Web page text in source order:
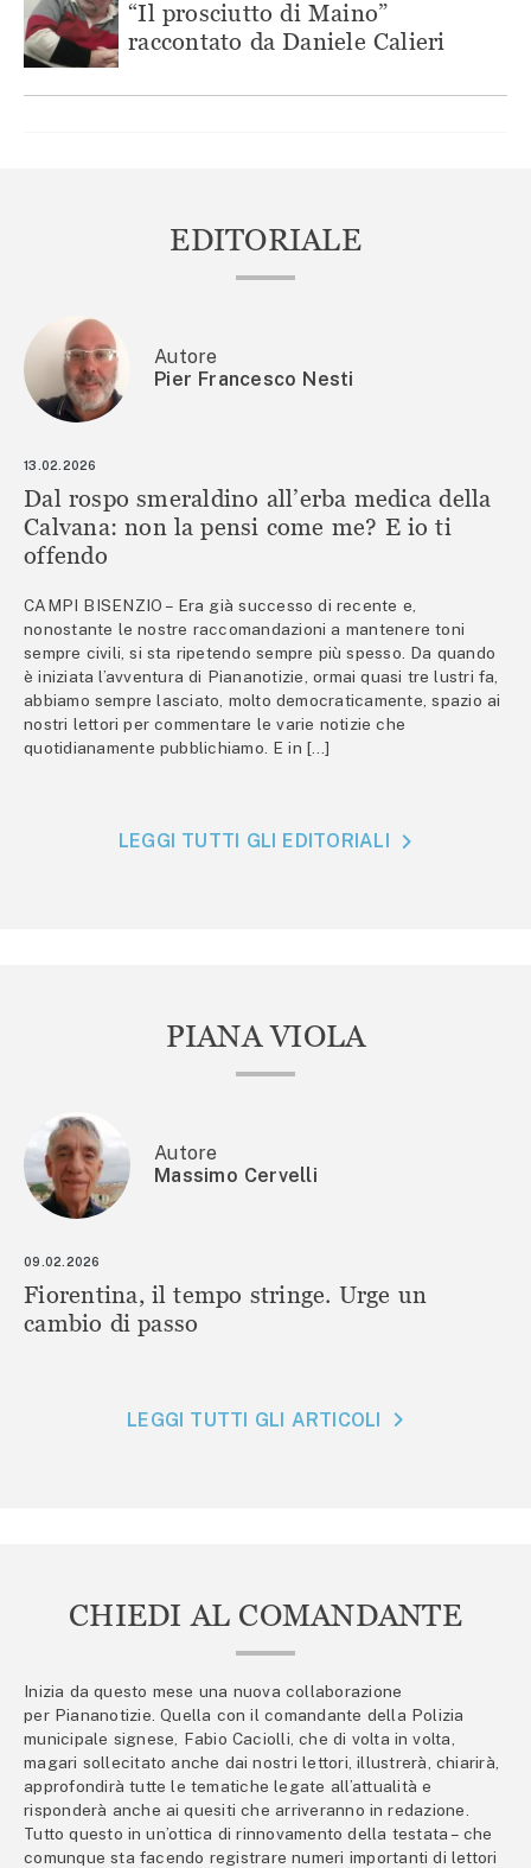
“Il prosciutto di Maino”
raccontato da Daniele Calieri
EDITORIALE
Autore
Pier Francesco Nesti
13.02.2026
Dal rospo smeraldino all’erba medica della
Calvana: non la pensi come me? E io ti
offendo
CAMPI BISENZIO – Era già successo di recente e,
nonostante le nostre raccomandazioni a mantenere toni
sempre civili, si sta ripetendo sempre più spesso. Da quando
è iniziata l’avventura di Piananotizie, ormai quasi tre lustri fa,
abbiamo sempre lasciato, molto democraticamente, spazio ai
nostri lettori per commentare le varie notizie che
quotidianamente pubblichiamo. E in […]
LEGGI TUTTI GLI EDITORIALI
PIANA VIOLA
Autore
Massimo Cervelli
09.02.2026
Fiorentina, il tempo stringe. Urge un
cambio di passo
LEGGI TUTTI GLI ARTICOLI
CHIEDI AL COMANDANTE
Inizia da questo mese una nuova collaborazione
per Piananotizie. Quella con il comandante della Polizia
municipale signese, Fabio Caciolli, che di volta in volta,
magari sollecitato anche dai nostri lettori, illustrerà, chiarirà,
approfondirà tutte le tematiche legate all’attualità e
risponderà anche ai quesiti che arriveranno in redazione.
Tutto questo in un’ottica di rinnovamento della testata – che
comunque sta facendo registrare numeri importanti di lettori